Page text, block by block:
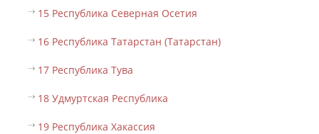
15 Республика Северная Осетия
16 Республика Татарстан (Татарстан)
17 Республика Тува
18 Удмуртская Республика
19 Республика Хакассия